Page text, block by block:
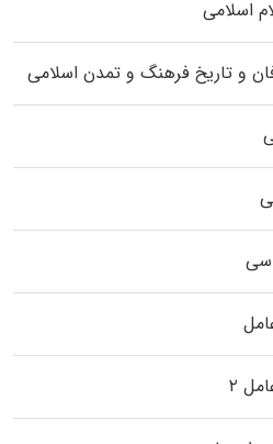
اسلامی
و تاریخ فرهنگ و تمدن اسلامی
۲